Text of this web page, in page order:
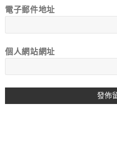
電子郵件地址
個人網站網址